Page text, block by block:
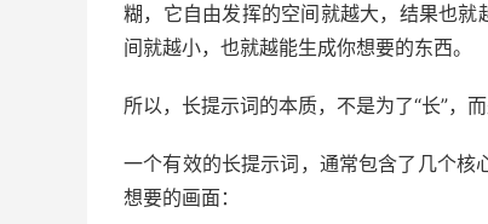
糊，它自由发挥的空间就越大，结果也就
间就越小，也就越能生成你想要的东西。
所以，长提示词的本质，不是为了“长”，而
一个有效的长提示词，通常包含了几个
想要的画面：